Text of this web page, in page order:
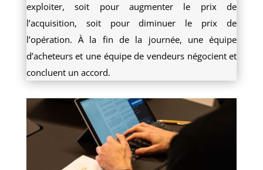
exploiter, soit pour augmenter le prix de
l’acquisition, soit pour diminuer le prix de
l’opération. À la fin de la journée, une équipe
d’acheteurs et une équipe de vendeurs négocient et
concluent un accord.